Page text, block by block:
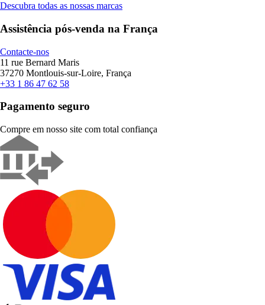
Descubra todas as nossas marcas
Assistência pós-venda na França
Contacte-nos
11 rue Bernard Maris
37270 Montlouis-sur-Loire, França
+33 1 86 47 62 58
Pagamento seguro
Compre em nosso site com total confiança